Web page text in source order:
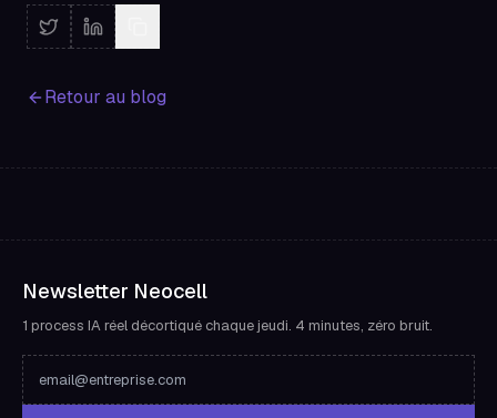
Retour au blog
Newsletter Neocell
1 process IA réel décortiqué chaque jeudi. 4 minutes, zéro bruit.